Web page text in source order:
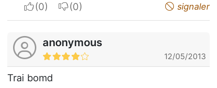
I apreciateI do not appreciate signaler
anonymous
12/05/2013
Trai bomd